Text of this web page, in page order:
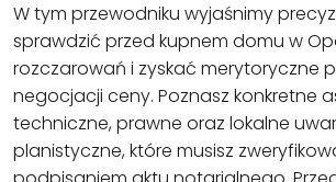
W tym przewodniku wyjaśnimy
sprawdzić przed kupnem domu w
rozczarowań i zyskać merytoryczne
negocjacji ceny. Poznasz konkretne
techniczne, prawne oraz lokalne
planistyczne, które musisz